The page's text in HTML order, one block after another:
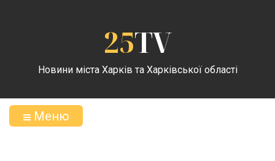
25TV
Новини міста Харків та Харківської області
Меню